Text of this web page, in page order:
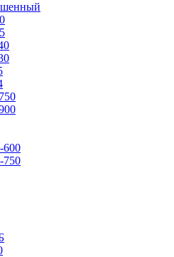
600
750